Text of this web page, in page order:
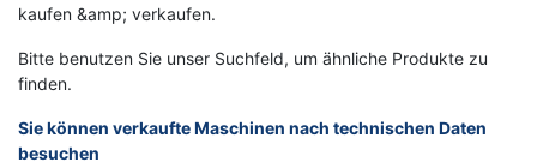
kaufen &amp; verkaufen.
Bitte benutzen Sie unser Suchfeld, um ähnliche Produkte zu
finden.
Sie können verkaufte Maschinen nach technischen Daten
besuchen